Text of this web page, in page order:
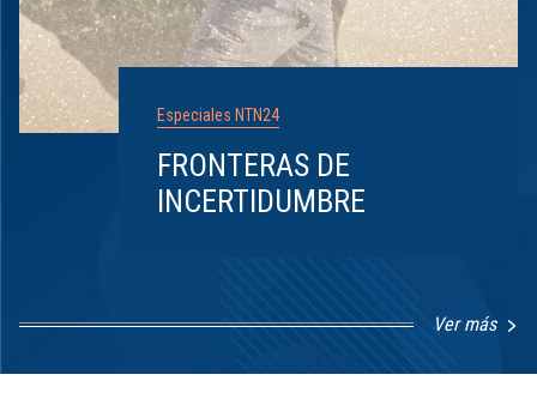
Especiales NTN24
FRONTERAS DE
INCERTIDUMBRE
Ver más
1